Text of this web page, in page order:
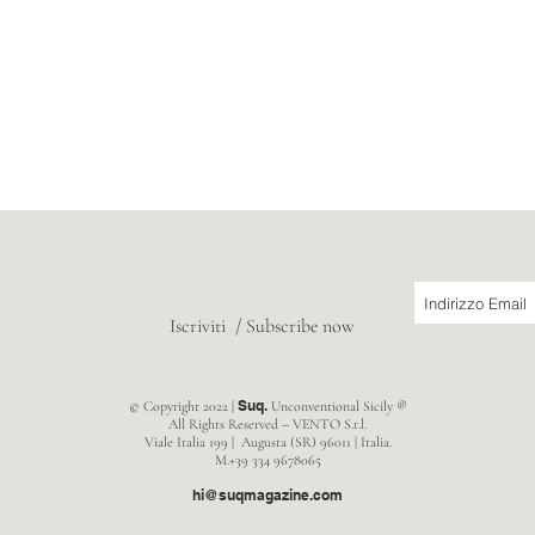
Iscriviti / Subscribe now
© Copyright 2022 | Suq. Unconventional Sicily ®
All Rights Reserved – VENTO S.r.l.
Viale Italia 199 | Augusta (SR) 96011 | Italia.
M.+39 334 9678065
hi@suqmagazine.com